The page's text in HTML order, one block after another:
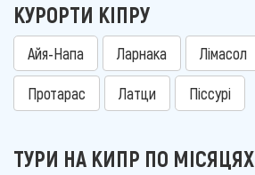
КУРОРТИ КІПРУ
Айя-Напа Ларнака Лімасол
Протарас Латци Піссурі
ТУРИ НА КИПР ПО МІСЯЦЯХ